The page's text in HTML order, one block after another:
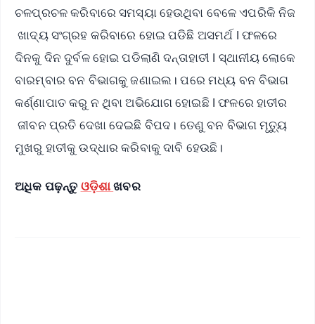
ଚଳପ୍ରଚଳ କରିବାରେ ସମସ୍ୟା ହେଉଥିବା ବେଳେ ଏପରିକି ନିଜ
ଖାଦ୍ୟ ସଂଗ୍ରହ କରିବାରେ ହୋଇ ପଡିଛି ଅସମର୍ଥ l ଫଳରେ
ଦିନକୁ ଦିନ ଦୁର୍ବଳ ହୋଇ ପଡିଲାଣି ଦନ୍ତାହାତୀ l ସ୍ଥାନୀୟ ଲୋକେ
ବାରମ୍ବାର ବନ ବିଭାଗକୁ ଜଣାଇଲ। ପରେ ମଧ୍ୟ ବନ ବିଭାଗ
କର୍ଣ୍ଣାପାତ କରୁ ନ ଥିବା ଅଭିଯୋଗ ହୋଇଛି l ଫଳରେ ହାତୀର
ଜୀବନ ପ୍ରତି ଦେଖା ଦେଇଛି ବିପଦ। ତେଣୁ ବନ ବିଭାଗ ମୃତ୍ୟୁ
ମୁଖରୁ ହାତୀକୁ ଉଦ୍ଧାର କରିବାକୁ ଦାବି ହେଉଛି।
ଅଧିକ ପଢ଼ନ୍ତୁ ଓଡ଼ିଶାଖବର